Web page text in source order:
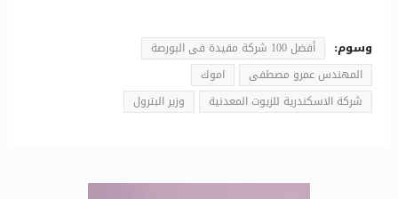
وسوم:
أفضل 100 شركة مقيدة فى البورصة
المهندس عمرو مصطفى
اموك
شركة الاسكندرية للزيوت المعدنية
وزير البترول